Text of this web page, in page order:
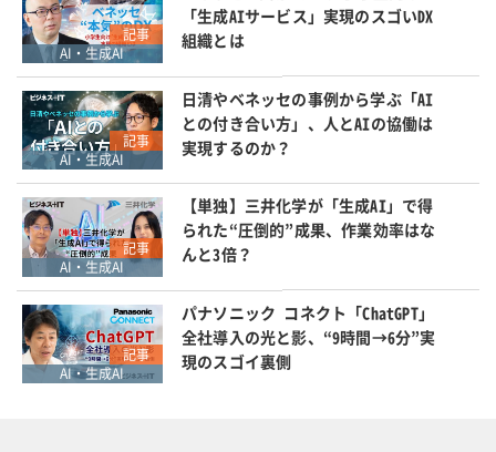
記事
AI・生成AI
「生成AIサービス」実現のスゴいDX
組織とは
記事
AI・生成AI
日清やベネッセの事例から学ぶ「AI
との付き合い方」、人とAIの協働は
実現するのか？
記事
AI・生成AI
【単独】三井化学が「生成AI」で得
られた“圧倒的”成果、作業効率はな
んと3倍？
記事
AI・生成AI
パナソニック コネクト「ChatGPT」
全社導入の光と影、“9時間→6分”実
現のスゴイ裏側